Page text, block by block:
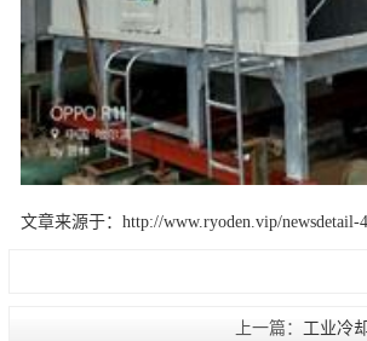
文章来源于：http://www.ryoden.vip/newsdetail-
上一篇： 工业冷